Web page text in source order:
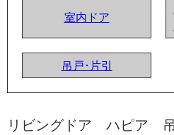
室内ドア
吊戸･片引
リビングドア ハピア